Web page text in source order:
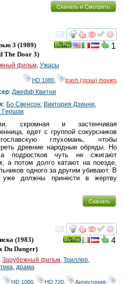
Скачать и Смотреть
смотреть
1
3 (1989)
The Door 3)
фильм, Ужасы
HD 1080, trash (трэш) movies
: Джефф Квитни
: Бо Свенсон, Виктория Дзинни,
Гершак
скромная и застенчивая
едет с группой сокурсников
глухомань, чтобы
древние народные обряды. Но
подростков чуть не сжигают
а потом долго катают на поезде,
одного за другим убивают. В
уже должны принести в жертву
Скачать
смотреть
4
(1983)
Du Danger)
, Зарубежный фильм, Триллер,
, драма
HD 1080 HD 720 Антиутопия